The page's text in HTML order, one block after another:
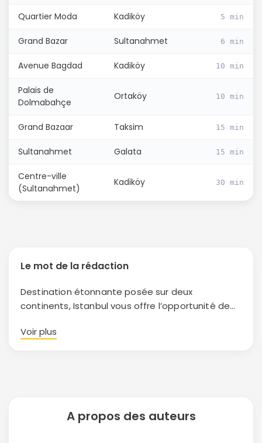
Quartier Moda Kadiköy 5 min
Grand Bazar Sultanahmet 6 min
Avenue Bagdad Kadiköy 10 min
Palais de
Dolmabahçe
Ortaköy 10 min
Grand Bazaar Taksim 15 min
Sultanahmet Galata 15 min
Centre-ville
(Sultanahmet)
Kadiköy 30 min
Le mot de la rédaction
Destination étonnante posée sur deux
continents, Istanbul vous offre l’opportunité de
le continent asiatique ou sur les deux pourquoi
Voir plus
A propos des auteurs